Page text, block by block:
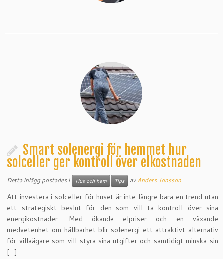
Smart solenergi för hemmet hur
solceller ger kontroll över elkostnaden
Detta inlägg postades i Hus och hem Tips avAnders Jonsson
Att investera i solceller för huset är inte längre bara en trend utan
ett strategiskt beslut för den som vill ta kontroll över sina
energikostnader. Med ökande elpriser och en växande
medvetenhet om hållbarhet blir solenergi ett attraktivt alternativ
för villaägare som vill styra sina utgifter och samtidigt minska sin
[…]